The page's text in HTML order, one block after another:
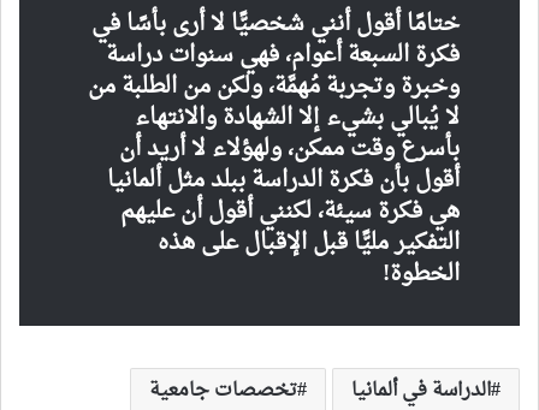
ختامًا أقول أنني شخصيًّا لا أرى بأسًا في
فكرة السبعة أعوام، فهي سنوات دراسة
وخبرة وتجربة مُهمَّة، ولكن من الطلبة من
لا يُبالي بشيء إلا الشهادة والانتهاء
بأسرع وقت ممكن، ولهؤلاء لا أريد أن
أقول بأن فكرة الدراسة ببلد مثل ألمانيا
هي فكرة سيئة، لكنني أقول أن عليهم
التفكير مليًّا قبل الإقبال على هذه
الخطوة!
الدراسة في ألمانيا
تخصصات جامعية